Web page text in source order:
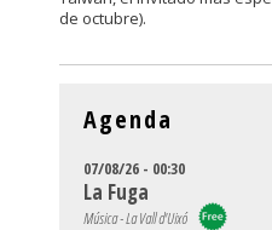
de octubre).
Agenda
07/08/26 - 00:30
La Fuga
Música - La Vall d'Uixó